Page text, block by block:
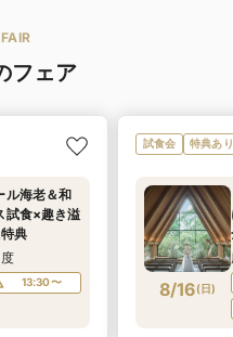
フェア
ル海老＆和
試食×趣き溢
典
13:30〜
試食会 特典あり
8/16(日)